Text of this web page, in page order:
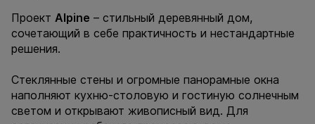
Проект Alpine – стильный деревянный дом,
сочетающий в себе практичность и нестандартные
решения.
Стеклянные стены и огромные панорамные окна
наполняют кухню-столовую и гостиную солнечным
светом и открывают живописный вид. Для